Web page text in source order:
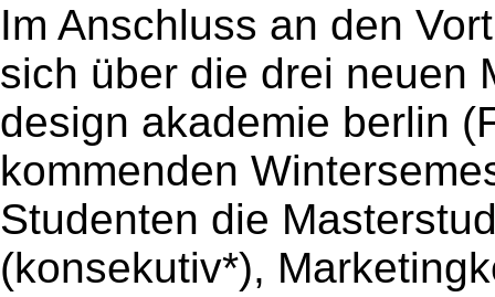
Im Anschluss an den
sich über die drei neuen
design akademie berlin
kommenden
Studenten die
(konsekutiv*),